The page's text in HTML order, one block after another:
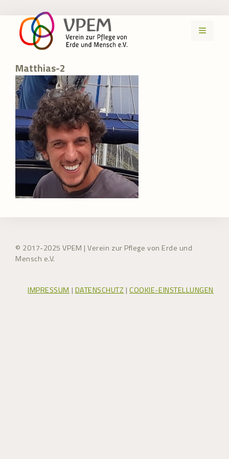
Inhalt
springen
MENÜ
Matthias-2
© 2017-2025 VPEM | Verein zur Pflege von Erde und
Mensch e.V.
IMPRESSUM | DATENSCHUTZ |COOKIE-EINSTELLUNGEN